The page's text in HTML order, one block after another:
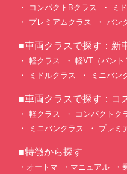
コンパクトBクラス
ミ
プレミアムクラス
バン
■車両クラスで探す：新
軽クラス 軽VT（バント
ミドルクラス
ミニバン
■車両クラスで探す：コ
軽クラス コンパクトク
ミニバンクラス
プレミ
■特徴から探す
オートマ マニュアル